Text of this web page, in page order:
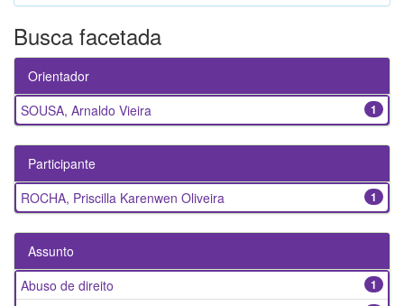
Busca facetada
Orientador
1
SOUSA, Arnaldo Vieira
Participante
1
ROCHA, Priscilla Karenwen Oliveira
Assunto
1
Abuso de direito